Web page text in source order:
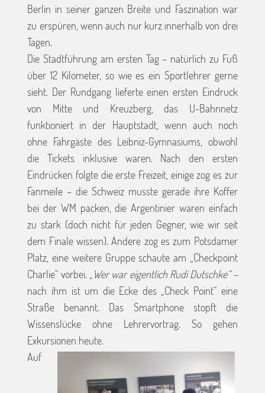
Berlin in seiner ganzen Breite und Faszination war
zu erspüren, wenn auch nur kurz innerhalb von drei
Tagen.
Die Stadtführung am ersten Tag – natürlich zu Fuß
über 12 Kilometer, so wie es ein Sportlehrer gerne
sieht. Der Rundgang lieferte einen ersten Eindruck
von Mitte und Kreuzberg, das U-Bahnnetz
funktioniert in der Hauptstadt, wenn auch noch
ohne Fahrgäste des Leibniz-Gymnasiums, obwohl
die Tickets inklusive waren. Nach den ersten
Eindrücken folgte die erste Freizeit, einige zog es zur
Fanmeile – die Schweiz musste gerade ihre Koffer
bei der WM packen, die Argentinier waren einfach
zu stark (doch nicht für jeden Gegner, wie wir seit
dem Finale wissen). Andere zog es zum Potsdamer
Platz, eine weitere Gruppe schaute am „Checkpoint
Charlie“ vorbei. „
Wer war eigentlich Rudi Dutschke“ –
nach ihm ist um die Ecke des „Check Point“ eine
Straße benannt. Das Smartphone stopft die
Wissenslücke ohne Lehrervortrag. So gehen
Exkursionen heute.
Auf